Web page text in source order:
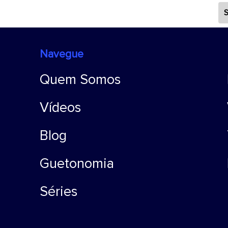
Navegue
Quem Somos
Vídeos
Blog
Guetonomia
Séries